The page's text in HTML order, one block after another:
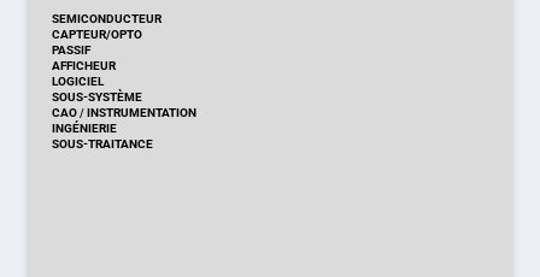
SEMICONDUCTEUR
CAPTEUR/OPTO
PASSIF
AFFICHEUR
LOGICIEL
SOUS-SYSTÈME
CAO/INSTRUMENTATION
INGÉNIERIE
SOUS-TRAITANCE